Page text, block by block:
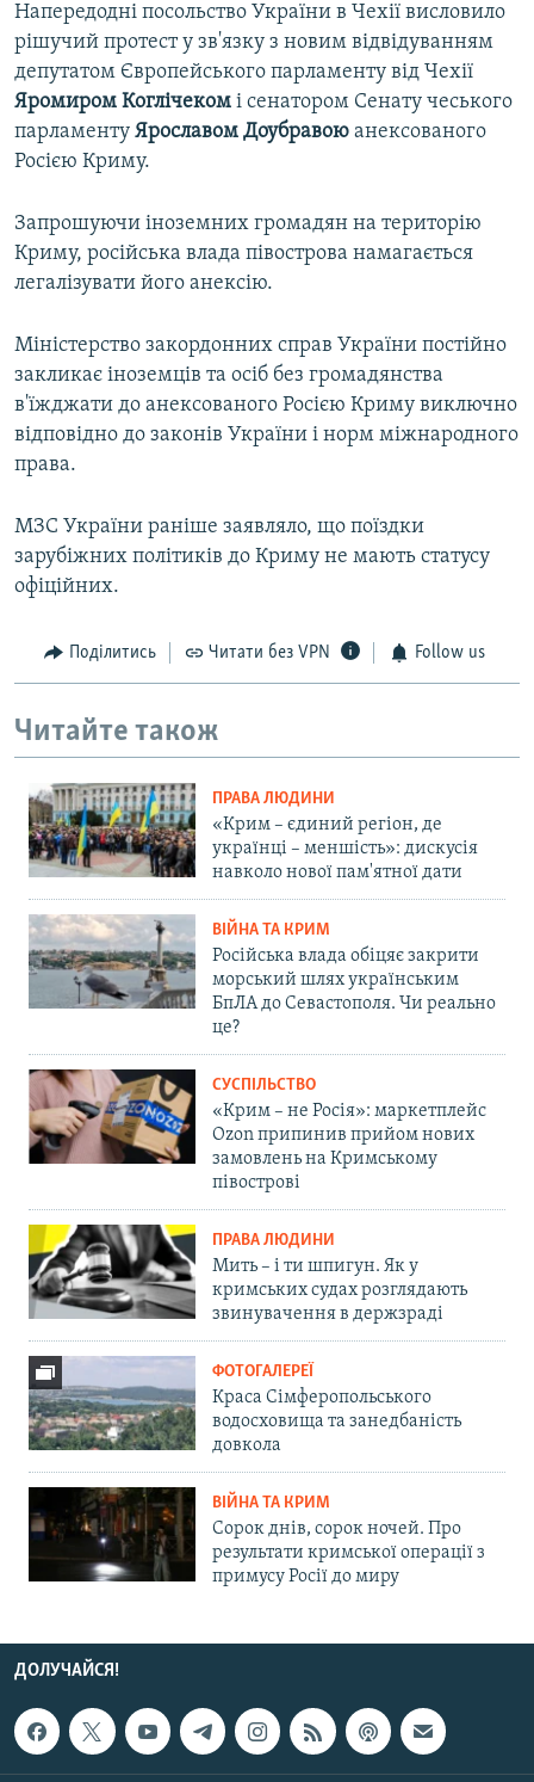
Напередодні посольство України в Чехії висловило
рішучий протест у зв'язку з новим відвідуванням
депутатом Європейського парламенту від Чехії
Яромиром Коглічеком і сенатором Сенату чеського
парламенту Ярославом Доубравою анексованого
Росією Криму.
Запрошуючи іноземних громадян на територію
Криму, російська влада півострова намагається
легалізувати його анексію.
Міністерство закордонних справ України постійно
закликає іноземців та осіб без громадянства
в'їжджати до анексованого Росією Криму виключно
відповідно до законів України і норм міжнародного
права.
МЗС України раніше заявляло, що поїздки
зарубіжних політиків до Криму не мають статусу
офіційних.
Поділитись Читати без VPN Follow us
Читайте також
ПРАВА ЛЮДИНИ
«Крим – єдиний регіон, де
українці – меншість»: дискусія
навколо нової пам'ятної дати
ВІЙНА ТА КРИМ
Російська влада обіцяє закрити
морський шлях українським
БпЛА до Севастополя. Чи реально
це?
СУСПІЛЬСТВО
«Крим – не Росія»: маркетплейс
Ozon припинив прийом нових
замовлень на Кримському
півострові
ПРАВА ЛЮДИНИ
Мить – і ти шпигун. Як у
кримських судах розглядають
звинувачення в держзраді
ФОТОГАЛЕРЕЇ
Краса Сімферопольського
водосховища та занедбаність
довкола
ВІЙНА ТА КРИМ
Сорок днів, сорок ночей. Про
результати кримської операції з
примусу Росії до миру
ДОЛУЧАЙСЯ!